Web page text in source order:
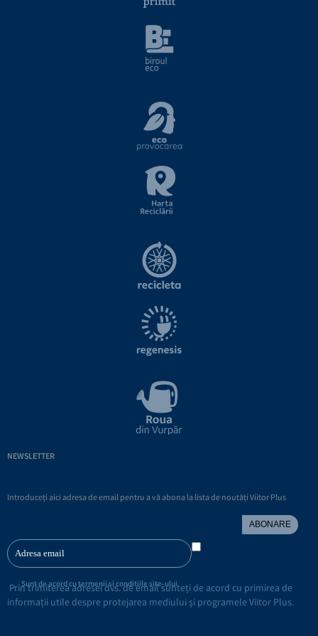
NEWSLETTER
Introduceți aici adresa de email pentru a vă abona la lista de noutăți Viitor Plus
ABONARE
Sunt de acord cu termenii si conditiile site-ului
Prin trimiterea adresei dvs. de email sunteți de acord cu primirea de
informații utile despre protejarea mediului și programele Viitor Plus.